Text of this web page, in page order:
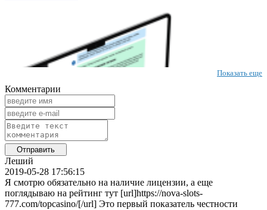
Показать еще
Комментарии
Леший
2019-05-28 17:56:15
Я смотрю обязательно на наличие лицензии, а еще
поглядываю на рейтинг тут [url]https://nova-slots-
777.com/topcasino/[/url] Это первый показатель честности